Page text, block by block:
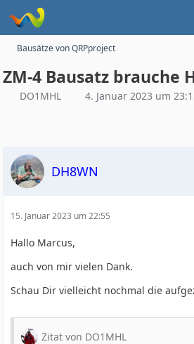
Bausätze von QRPproject
ZM-4 Bausatz brauche
DO1MHL 4. Januar 2023 um
DH8WN
15. Januar 2023 um 22:55
Hallo Marcus,
auch von mir vielen Dank.
Schau Dir vielleicht nochmal die
Zitat von DO1MHL